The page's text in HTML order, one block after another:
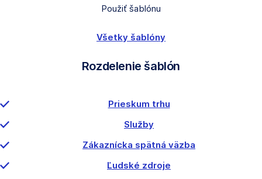
Použiť šablónu
Všetky šablóny
Rozdelenie šablón
Prieskum trhu
Služby
Zákaznícka spätná väzba
Ľudské zdroje